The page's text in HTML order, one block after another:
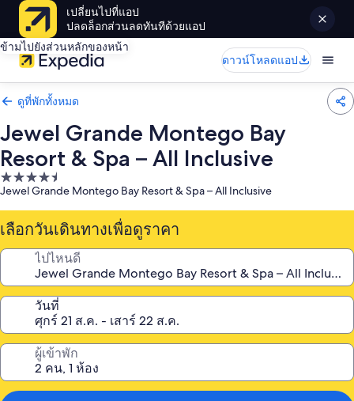
เปลี่ยนไปที่แอป
ปลดล็อกส่วนลดทันทีด้วยแอป
ข้ามไปยังส่วนหลักของหน้า
ดาวน์โหลดแอป
ดูที่พักทั้งหมด
Jewel Grande Montego Bay
Resort & Spa – All Inclusive
ที่พัก
4.5
Jewel Grande Montego Bay Resort & Spa – All Inclusive
เลือกวันเดินทางเพื่อดูราคา
ไปไหนดี
วันที่
ผู้เข้าพัก